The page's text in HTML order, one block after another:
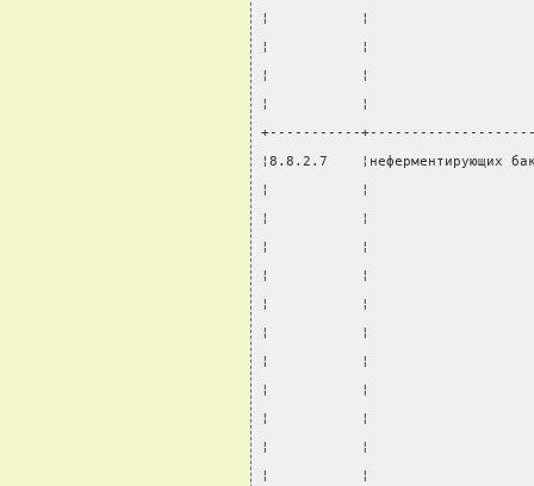
¦           ¦
¦           ¦
¦           ¦
¦           ¦
+-----------
¦8.8.2.7    ¦неферментирующих
¦           ¦
¦           ¦
¦           ¦
¦           ¦
¦           ¦
¦           ¦
¦           ¦
¦           ¦
¦           ¦
¦           ¦
¦           ¦